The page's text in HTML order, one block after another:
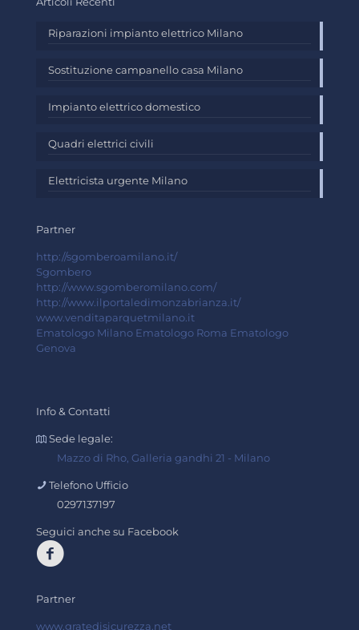
Riparazioni impianto elettrico Milano
Sostituzione campanello casa Milano
Impianto elettrico domestico
Quadri elettrici civili
Elettricista urgente Milano
Partner
http://sgomberoamilano.it/
Sgombero
http://www.sgomberomilano.com/
http://www.ilportaledimonzabrianza.it/
www.venditaparquetmilano.it
Ematologo Milano Ematologo Roma Ematologo
Genova
Info & Contatti
Sede legale:
Mazzo di Rho, Galleria gandhi 21 - Milano
Telefono Ufficio
0297137197
Seguici anche su Facebook
Partner
www.gratedisicurezza.net